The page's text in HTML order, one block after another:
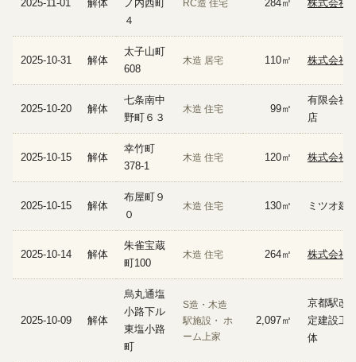
2025-11-01 解体
ノ内西町
４
RC造 住宅 284㎡ 株式会社
2025-10-31 解体
太子山町
608
木造 居宅 110㎡ 株式会社
2025-10-20 解体
七条南中
野町６３
木造 住宅 99㎡
有限会社
店
2025-10-15 解体
幸竹町
378-1
木造 住宅 120㎡ 株式会社
2025-10-15 解体
布屋町９
０
木造 住宅 130㎡ ミツオ建
2025-10-14 解体
朱雀宝蔵
町100
木造 住宅 264㎡ 株式会社
2025-10-09 解体
烏丸通塩
小路下ル
東塩小路
町
S造・木造
駅施設・ ホ
ーム上家
2,097㎡
京都駅改
定建設工
体